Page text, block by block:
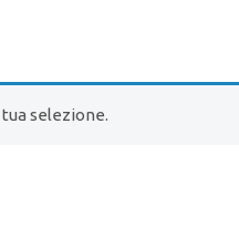
selezione.